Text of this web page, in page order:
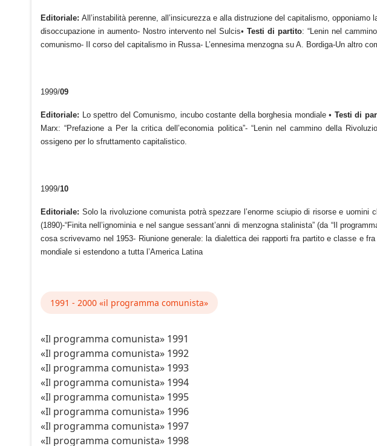
Editoriale:All’instabilità perenne, all’insicurezza e alla distruzione del capitalismo,
disoccupazione in aumento- Nostro intervento nel Sulcis• Testi di partito: “Lenin nel
comunismo- Il corso del capitalismo in Russa- L’ennesima menzogna su A. Bordiga-Un altro
1999/09
Editoriale: Lo spettro del Comunismo, incubo costante della borghesia mondiale • Testi di
Marx: “Prefazione a Per la critica dell’economia politica”- “Lenin nel cammino della
ossigeno per lo sfruttamento capitalistico.
1999/10
Editoriale: Solo la rivoluzione comunista potrà spezzare l’enorme sciupio di risorse e
(1890)-“Finita nell’ignominia e nel sangue sessant’anni di menzogna stalinista” (da “Il
cosa scrivevamo nel 1953- Riunione generale: la dialettica dei rapporti fra partito e classe e
mondiale si estendono a tutta l’America Latina
1991 - 2000 «il programma comunista»
«Il programma comunista» 1991
«Il programma comunista» 1992
«Il programma comunista» 1993
«Il programma comunista» 1994
«Il programma comunista» 1995
«Il programma comunista» 1996
«Il programma comunista» 1997
«Il programma comunista» 1998